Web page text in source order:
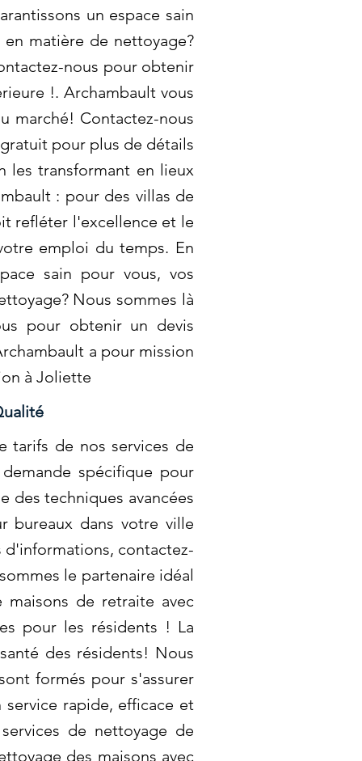
un espace sain
matière de nettoyage?
nous pour obtenir
!. Archambault vous
marché! Contactez-nous
pour plus de détails
les transformant en lieux
: pour des villas de
refléter l'excellence et le
emploi du temps. En
sain pour vous, vos
Nous sommes là
pour obtenir un devis
a pour mission
à Joliette
tarifs de nos services de
spécifique pour
des techniques avancées
bureaux dans votre ville
contactez-
le partenaire idéal
de retraite avec
pour les résidents ! La
des résidents! Nous
formés pour s'assurer
rapide, efficace et
de nettoyage de
des maisons avec